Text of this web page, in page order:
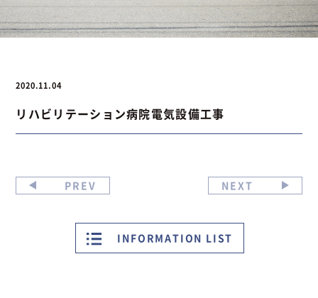
お問い合わせ
お問い合わせ 076-441-3201 Instagram
2020.11.04
リハビリテーション病院電気設備工事
PREV
INFORMATION LIST
NEXT